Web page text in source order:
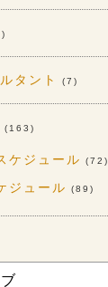
タント (7)
(163)
ケジュール (72)
ジュール (89)